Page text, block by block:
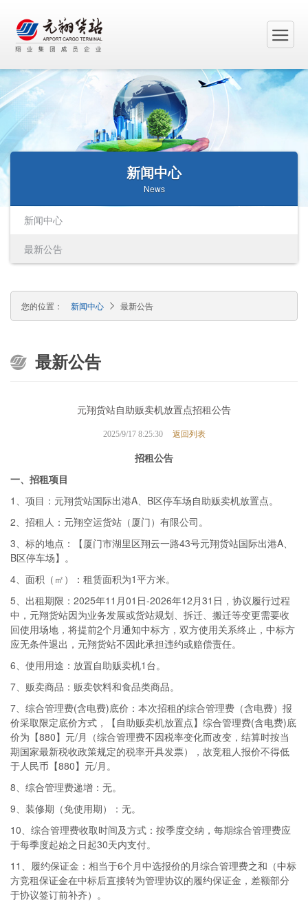
新闻中心
News
新闻中心
最新公告
您的位置： 新闻中心 最新公告
最新公告
元翔货站自助贩卖机放置点招租公告
2025/9/17 8:25:30 返回列表
招租公告
一、 招租项目
1、项目：元翔货站国际出港A、B区停车场自助贩卖机放置点。
2、招租人：元翔空运货站（厦门）有限公司。
3、标的地点：【厦门市湖里区翔云一路43号元翔货站国际出港A、
B区停车场】。
4、面积（㎡）：租赁面积为1平方米。
5、出租期限：2025年11月01日-2026年12月31日，协议履行过程
中，元翔货站因为业务发展或货站规划、拆迁、搬迁等变更需要收
回使用场地，将提前2个月通知中标方，双方使用关系终止，中标方
应无条件退出，元翔货站不因此承担违约或赔偿责任。
6、使用用途：放置自助贩卖机1台。
7、贩卖商品：贩卖饮料和食品类商品。
7、综合管理费(含电费)底价：本次招租的综合管理费（含电费）报
价采取限定底价方式，【自助贩卖机放置点】综合管理费(含电费)底
价为【880】元/月（综合管理费不因税率变化而改变，结算时按当
期国家最新税收政策规定的税率开具发票），故竞租人报价不得低
于人民币【880】元/月。
8、综合管理费递增：无。
9、装修期（免使用期）：无。
10、综合管理费收取时间及方式：按季度交纳，每期综合管理费应
于每季度起始之日起30天内支付。
11、履约保证金：相当于6个月中选报价的月综合管理费之和（中标
方竞租保证金在中标后直接转为管理协议的履约保证金，差额部分
于协议签订前补齐）。